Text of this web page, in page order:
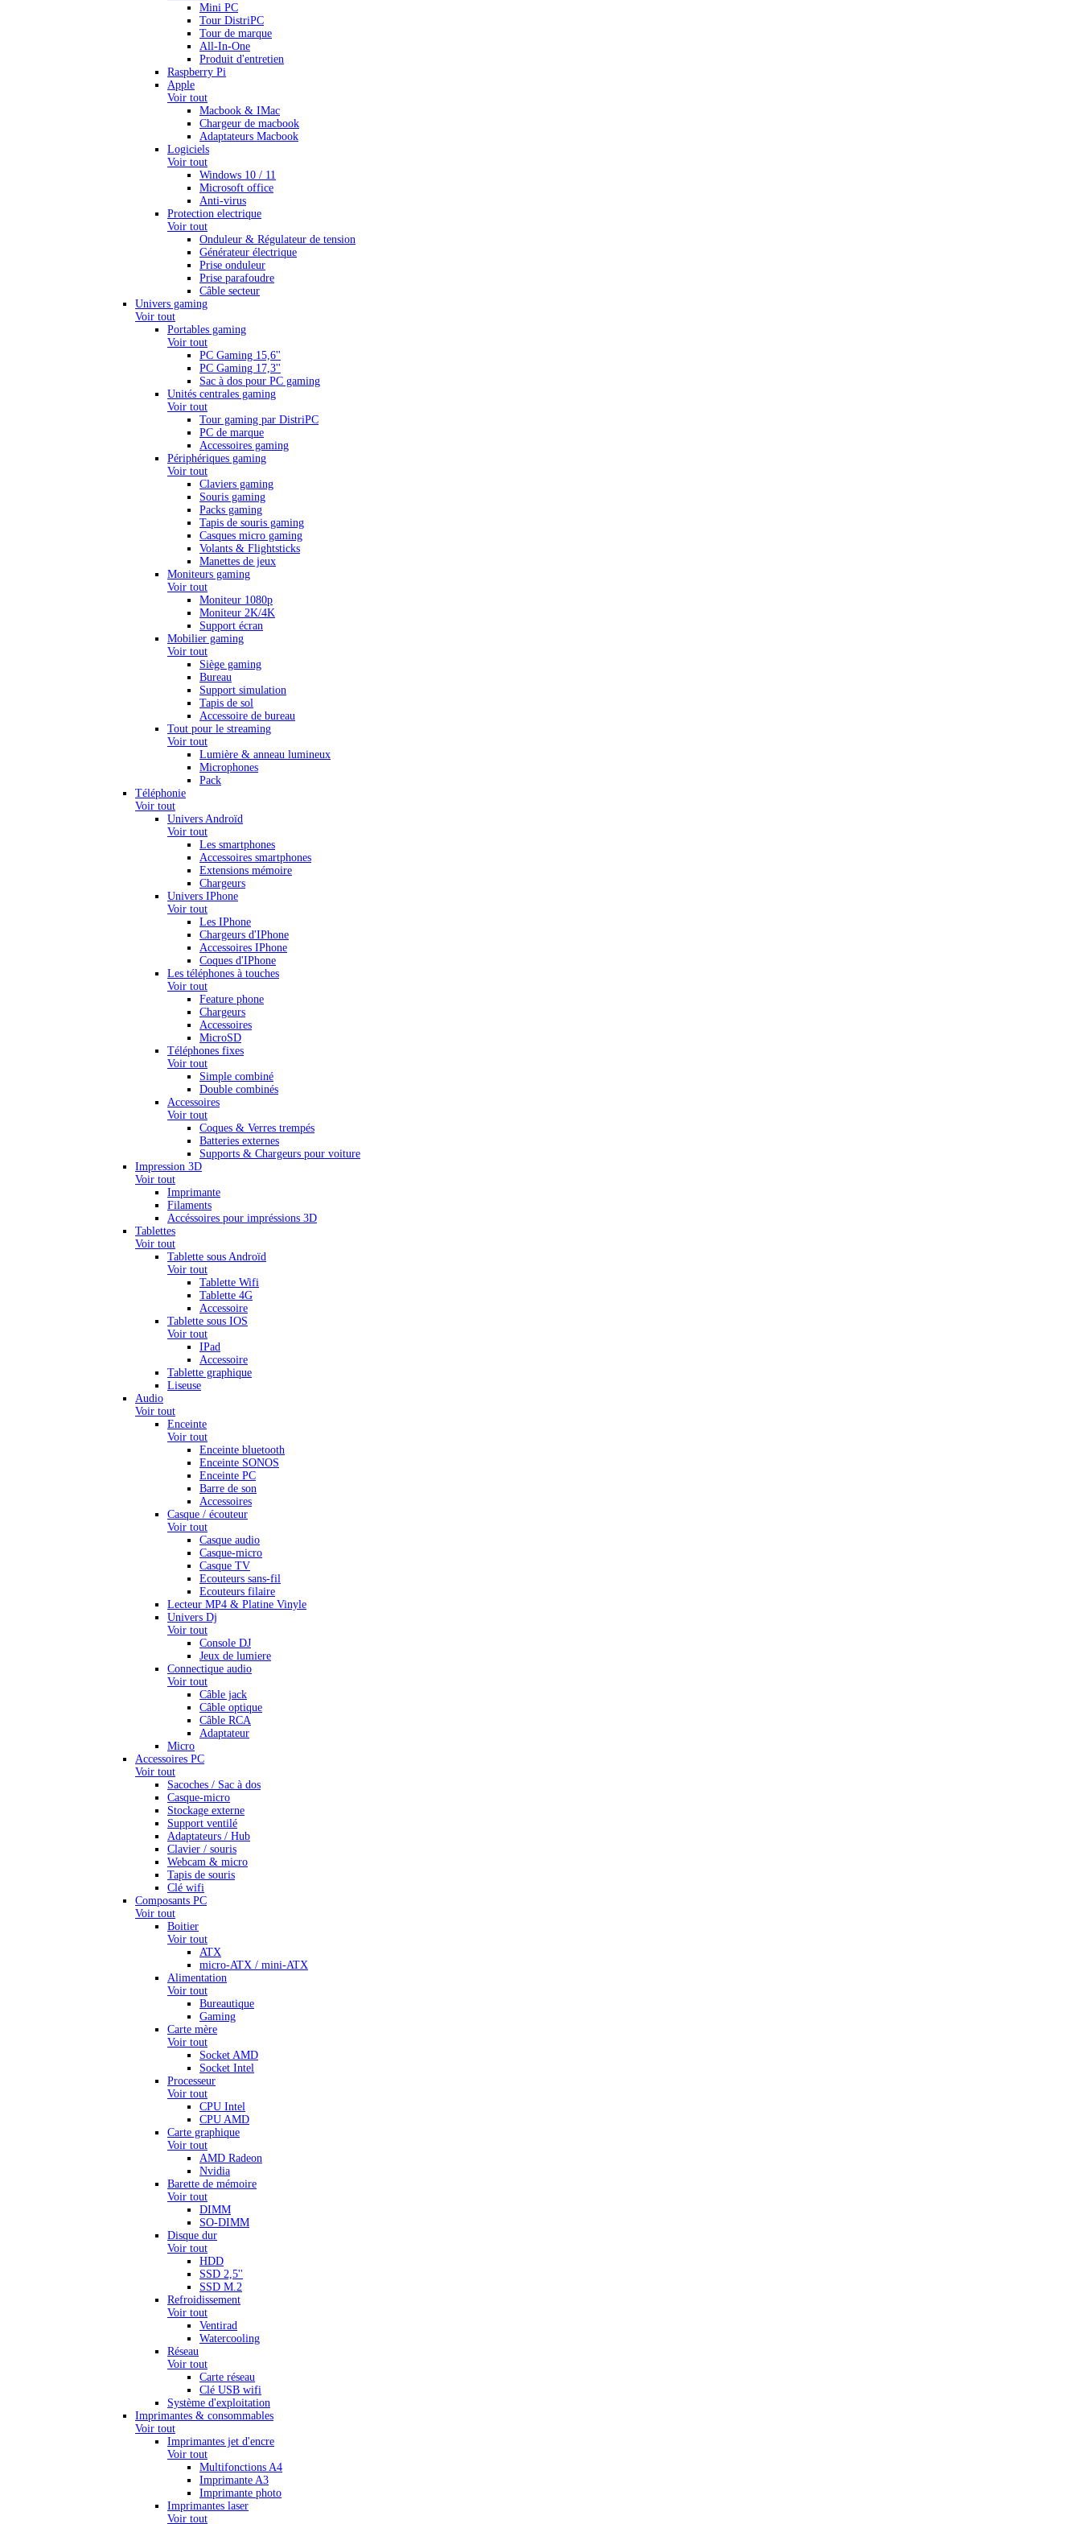
Mini PC
Tour DistriPC
Tour de marque
All-In-One
Produit d'entretien
Raspberry Pi
Apple
Voir tout
Macbook & IMac
Chargeur de macbook
Adaptateurs Macbook
Logiciels
Voir tout
Windows 10 / 11
Microsoft office
Anti-virus
Protection electrique
Voir tout
Onduleur & Régulateur de tension
Générateur électrique
Prise onduleur
Prise parafoudre
Câble secteur
Univers gaming
Voir tout
Portables gaming
Voir tout
PC Gaming 15,6''
PC Gaming 17,3''
Sac à dos pour PC gaming
Unités centrales gaming
Voir tout
Tour gaming par DistriPC
PC de marque
Accessoires gaming
Périphériques gaming
Voir tout
Claviers gaming
Souris gaming
Packs gaming
Tapis de souris gaming
Casques micro gaming
Volants & Flightsticks
Manettes de jeux
Moniteurs gaming
Voir tout
Moniteur 1080p
Moniteur 2K/4K
Support écran
Mobilier gaming
Voir tout
Siège gaming
Bureau
Support simulation
Tapis de sol
Accessoire de bureau
Tout pour le streaming
Voir tout
Lumière & anneau lumineux
Microphones
Pack
Téléphonie
Voir tout
Univers Androïd
Voir tout
Les smartphones
Accessoires smartphones
Extensions mémoire
Chargeurs
Univers IPhone
Voir tout
Les IPhone
Chargeurs d'IPhone
Accessoires IPhone
Coques d'IPhone
Les téléphones à touches
Voir tout
Feature phone
Chargeurs
Accessoires
MicroSD
Téléphones fixes
Voir tout
Simple combiné
Double combinés
Accessoires
Voir tout
Coques & Verres trempés
Batteries externes
Supports & Chargeurs pour voiture
Impression 3D
Voir tout
Imprimante
Filaments
Accéssoires pour impréssions 3D
Tablettes
Voir tout
Tablette sous Androïd
Voir tout
Tablette Wifi
Tablette 4G
Accessoire
Tablette sous IOS
Voir tout
IPad
Accessoire
Tablette graphique
Liseuse
Audio
Voir tout
Enceinte
Voir tout
Enceinte bluetooth
Enceinte SONOS
Enceinte PC
Barre de son
Accessoires
Casque / écouteur
Voir tout
Casque audio
Casque-micro
Casque TV
Ecouteurs sans-fil
Ecouteurs filaire
Lecteur MP4 & Platine Vinyle
Univers Dj
Voir tout
Console DJ
Jeux de lumiere
Connectique audio
Voir tout
Câble jack
Câble optique
Câble RCA
Adaptateur
Micro
Accessoires PC
Voir tout
Sacoches / Sac à dos
Casque-micro
Stockage externe
Support ventilé
Adaptateurs / Hub
Clavier / souris
Webcam & micro
Tapis de souris
Clé wifi
Composants PC
Voir tout
Boitier
Voir tout
ATX
micro-ATX / mini-ATX
Alimentation
Voir tout
Bureautique
Gaming
Carte mère
Voir tout
Socket AMD
Socket Intel
Processeur
Voir tout
CPU Intel
CPU AMD
Carte graphique
Voir tout
AMD Radeon
Nvidia
Barette de mémoire
Voir tout
DIMM
SO-DIMM
Disque dur
Voir tout
HDD
SSD 2,5''
SSD M.2
Refroidissement
Voir tout
Ventirad
Watercooling
Réseau
Voir tout
Carte réseau
Clé USB wifi
Système d'exploitation
Imprimantes & consommables
Voir tout
Imprimantes jet d'encre
Voir tout
Multifonctions A4
Imprimante A3
Imprimante photo
Imprimantes laser
Voir tout